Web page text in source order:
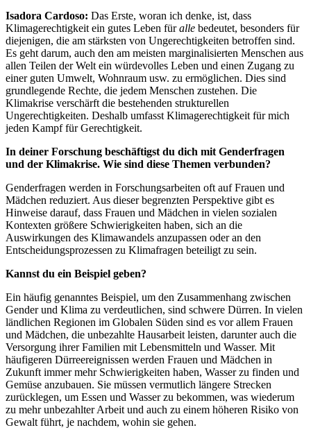
Isadora Cardoso: Das Erste, woran ich denke, ist, dass
Klimagerechtigkeit ein gutes Leben füralle bedeutet, besonders für
diejenigen, die am stärksten von Ungerechtigkeiten betroffen sind.
Es geht darum, auch den am meisten marginalisierten Menschen aus
allen Teilen der Welt ein würdevolles Leben und einen Zugang zu
einer guten Umwelt, Wohnraum usw. zu ermöglichen. Dies sind
grundlegende Rechte, die jedem Menschen zustehen. Die
Klimakrise verschärft die bestehenden strukturellen
Ungerechtigkeiten. Deshalb umfasst Klimagerechtigkeit für mich
jeden Kampf für Gerechtigkeit.
In deiner Forschung beschäftigst du dich mit Genderfragen
und der Klimakrise. Wie sind diese Themen verbunden?
Genderfragen werden in Forschungsarbeiten oft auf Frauen und
Mädchen reduziert. Aus dieser begrenzten Perspektive gibt es
Hinweise darauf, dass Frauen und Mädchen in vielen sozialen
Kontexten größere Schwierigkeiten haben, sich an die
Auswirkungen des Klimawandels anzupassen oder an den
Entscheidungsprozessen zu Klimafragen beteiligt zu sein.
Kannst du ein Beispiel geben?
Ein häufig genanntes Beispiel, um den Zusammenhang zwischen
Gender und Klima zu verdeutlichen, sind schwere Dürren. In vielen
ländlichen Regionen im Globalen Süden sind es vor allem Frauen
und Mädchen, die unbezahlte Hausarbeit leisten, darunter auch die
Versorgung ihrer Familien mit Lebensmitteln und Wasser. Mit
häufigeren Dürreereignissen werden Frauen und Mädchen in
Zukunft immer mehr Schwierigkeiten haben, Wasser zu finden und
Gemüse anzubauen. Sie müssen vermutlich längere Strecken
zurücklegen, um Essen und Wasser zu bekommen, was wiederum
zu mehr unbezahlter Arbeit und auch zu einem höheren Risiko von
Gewalt führt, je nachdem, wohin sie gehen.